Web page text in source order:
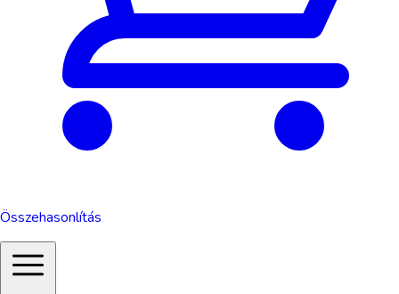
Összehasonlítás